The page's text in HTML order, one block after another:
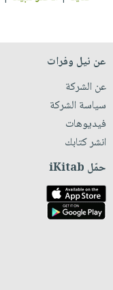
عن نيل وفرات
عن الشركة
سياسة الشركة
فيديوهات
انشر كتابك
حمّل iKitab